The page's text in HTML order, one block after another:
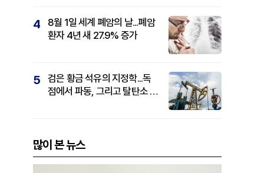
4
8월 1일 세계 폐암의 날...폐암
환자 4년 새 27.9% 증가
5
검은 황금 석유의 지정학...독
점에서 파동, 그리고 탈탄소 패
많이 본 뉴스